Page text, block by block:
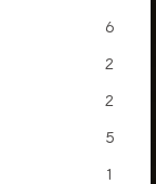
6
2
2
5
1